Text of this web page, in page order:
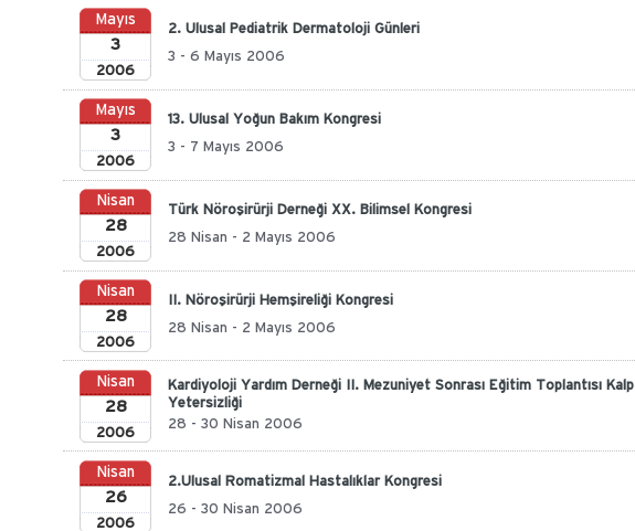
Mayıs
3
2006
2. Ulusal Pediatrik Dermatoloji Günleri
3 - 6 Mayıs 2006
Mayıs
3
2006
13. Ulusal Yoğun Bakım Kongresi
3 - 7 Mayıs 2006
Nisan
28
2006
Türk Nöroşirürji Derneği XX. Bilimsel Kongresi
28 Nisan - 2 Mayıs 2006
Nisan
28
2006
II. Nöroşirürji Hemşireliği Kongresi
28 Nisan - 2 Mayıs 2006
Nisan
28
2006
Kardiyoloji Yardım Derneği II. Mezuniyet Sonrası Eğitim Toplantısı Kalp
Yetersizliği
28 - 30 Nisan 2006
Nisan
26
2006
2.Ulusal Romatizmal Hastalıklar Kongresi
26 - 30 Nisan 2006